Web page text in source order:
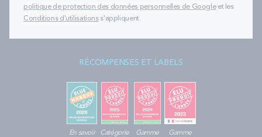
politique de protection des données personnelles de Googleet les
Conditions d'utilisationss'appliquent.
RÉCOMPENSES ET LABELS
En savoir
Catégorie
Gamme
Gamme